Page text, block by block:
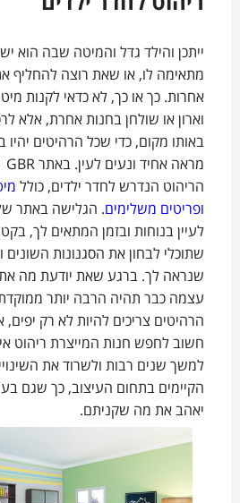
ייתכן והילד גדל והמיטה שבה הוא
מתאימה לו, או שאת רוצה להחליף
אחרות. כך או כך, לא כדאי לקנות
וארון או שולחן בחנות אחרת, אלא
באותו מקום, כדי שכל הרהיטים יהיו
הריהוט הנדרש לחדר ילדים, כולל
ופריטים משלימים
לעיין בנוחות ובזמן המתאים לך,
שתוכלי לבחון את הסגנונות השונים
שנראה לך. ברגע שאת יודעת מה
עצמה כבר תהיה הרבה יותר
הרהיטים צריכים להיות לא רק יפים,
חשוב לחפש חנות המייצרת ריהוט
למשך שנים רבות ולשרוד את
הקיימים בתחום העיצוב, כך שגם
יאהב את מה שקניתם.